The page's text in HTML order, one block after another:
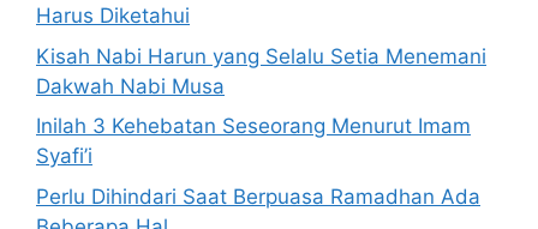
Harus Diketahui
Kisah Nabi Harun yang Selalu Setia Menemani
Dakwah Nabi Musa
Inilah 3 Kehebatan Seseorang Menurut Imam
Syafi’i
Perlu Dihindari Saat Berpuasa Ramadhan Ada